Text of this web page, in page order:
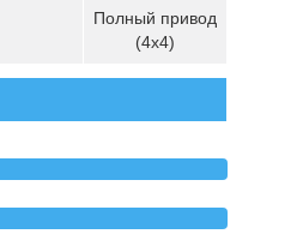
Полный привод
(4х4)